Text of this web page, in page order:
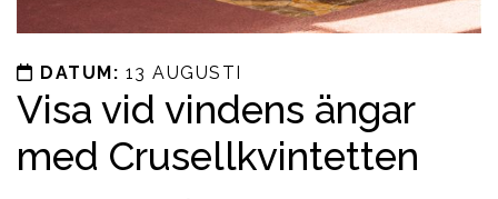
DATUM: 13 AUGUSTI
Visa vid vindens ängar
med Crusellkvintetten